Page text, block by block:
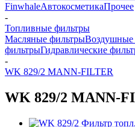
FinwhaleАвтокосметикаПрочее
-
Топливные фильтры
Масляные фильтрыВоздушные
фильтрыГидравлические
-
WK 829/2 MANN-FILTER
WK 829/2 MANN-